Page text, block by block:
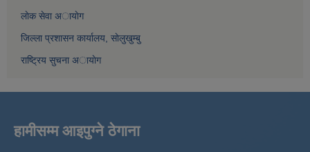
लाेक सेवा अायाेग
जिल्ला प्रशासन कार्यालय, साेलुखुम्बु
राष्ट्रिय सुचना अायाेग
हामीसम्म आइपुग्ने ठेगाना